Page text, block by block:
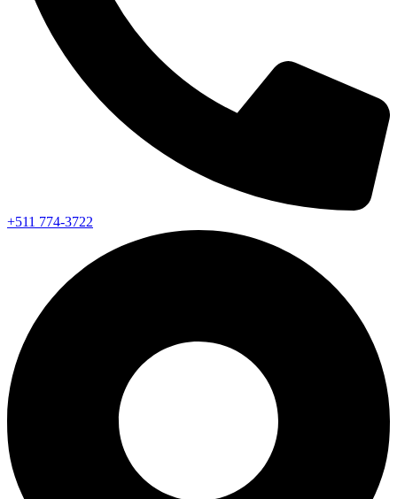
+511 774-3722